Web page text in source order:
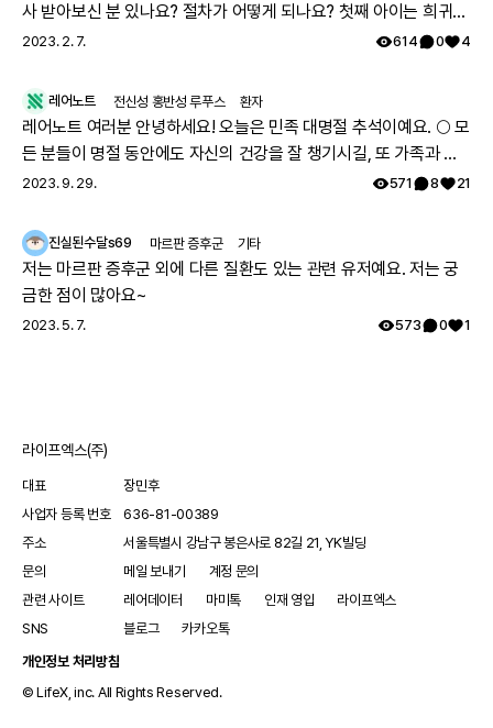
사 받아보신 분 있나요? 절차가 어떻게 되나요? 첫째 아이는 희귀질
환 진단받았고, 당시에 애기 아빠랑 저랑 유전자 검사했는데 돌연변
걱정스러워서리.. 다들 몇주차에 무슨 검사하셨나요? 도움 좀 주심
감사하겠습니다.
2023. 2. 7. 614 0 4
레어노트 전신성 홍반성 루푸스 환자
레어노트 여러분 안녕하세요! 오늘은 민족 대명절 추석이예요. 🌕 모
든 분들이 명절 동안에도 자신의 건강을 잘 챙기시길, 또 가족과 함
께 따뜻하고 행복한 시간 보내시길 레어노트팀이 기원하겠습니다!
2023. 9. 29. 571 8 21
진실된수달s69 마르판 증후군 기타
저는 마르판 증후군 외에 다른 질환도 있는 관련 유저예요. 저는 궁
금한 점이 많아요~
2023. 5. 7. 573 0 1
라이프엑스(주)
대표
장민후
사업자 등록 번호
636-81-00389
주소
서울특별시 강남구 봉은사로 82길 21, YK빌딩
문의
메일 보내기
계정 문의
관련 사이트
레어데이터 마미톡 인재 영입
라이프엑스
SNS
블로그
카카오톡
개인정보 처리방침
© LifeX, inc. All Rights Reserved.